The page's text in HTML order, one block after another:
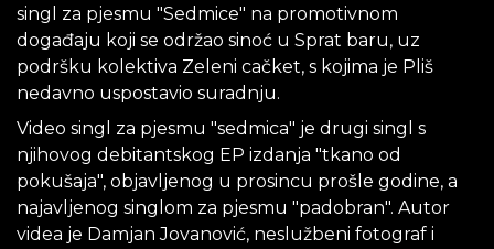
singl za pjesmu "Sedmice" na promotivnom
događaju koji se održao sinoć u Sprat baru, uz
podršku kolektiva Zeleni cačket, s kojima je Pliš
nedavno uspostavio suradnju.
Video singl za pjesmu "sedmica" je drugi singl s
njihovog debitantskog EP izdanja "tkano od
pokušaja", objavljenog u prosincu prošle godine, a
najavljenog singlom za pjesmu "padobran". Autor
videa je Damjan Jovanović, neslužbeni fotograf i